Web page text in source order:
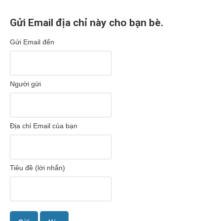
Gửi Email địa chỉ này cho bạn bè.
Gửi Email đến
Người gửi
Địa chỉ Email của bạn
Tiêu đề (lời nhắn)